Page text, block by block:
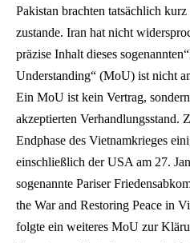
Pakistan brachten tatsächlich
zustande. Iran hat nicht
präzise Inhalt dieses
Understanding“ (MoU) ist nicht
Ein MoU ist kein Vertrag,
akzeptierten Verhandlungsstand.
Endphase des Vietnamkrieges
einschließlich der USA am 27.
sogenannte Pariser
the War and Restoring Peace in
folgte ein weiteres MoU zur